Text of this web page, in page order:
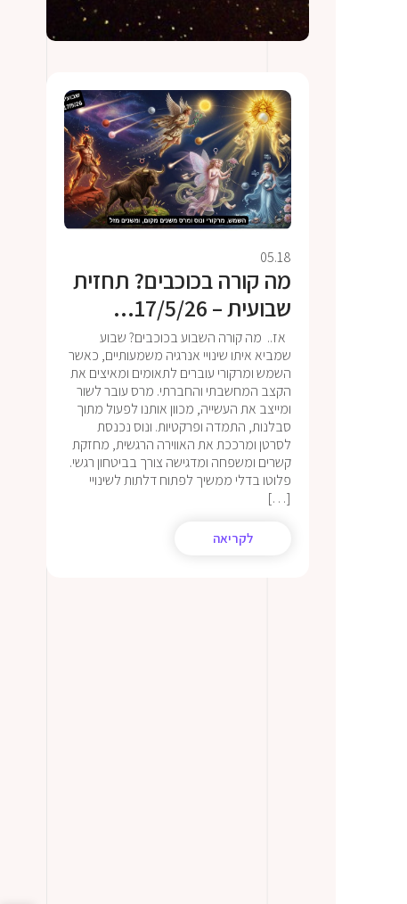
05.18
מה קורה בכוכבים? תחזית
שבועית – 17/5/26...
אז.. מה קורה השבוע בכוכבים? שבוע
שמביא איתו שינויי אנרגיה משמעותיים, כאשר
השמש ומרקורי עוברים לתאומים ומאיצים את
הקצב המחשבתי והחברתי. מרס עובר לשור
ומייצב את העשייה, מכוון אותנו לפעול מתוך
סבלנות, התמדה ופרקטיות. ונוס נכנסת
לסרטן ומרככת את האווירה הרגשית, מחזקת
קשרים ומשפחה ומדגישה צורך בביטחון רגשי.
פלוטו בדלי ממשיך לפתוח דלתות לשינויי
[…]
לקריאה